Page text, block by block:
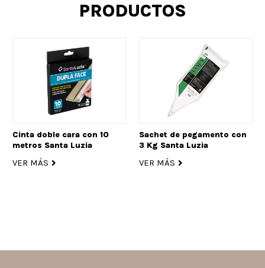
PRODUCTOS
Cinta doble cara con 10
metros Santa Luzia
VER MÁS
Sachet de pegamento con
3 Kg Santa Luzia
VER MÁS